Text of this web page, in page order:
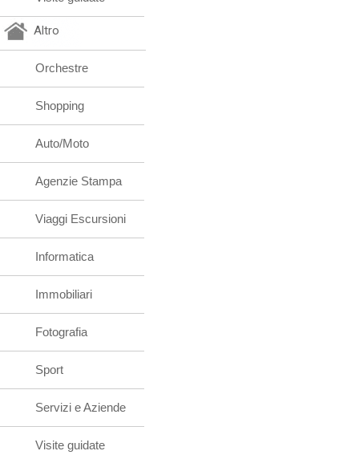
Altro
Orchestre
Shopping
Auto/Moto
Agenzie Stampa
Viaggi Escursioni
Informatica
Immobiliari
Fotografia
Sport
Servizi e Aziende
Visite guidate